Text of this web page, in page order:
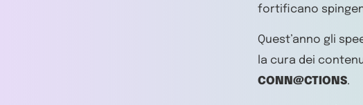
fortificano
Quest’anno gli
la cura dei
CONN@CTIONS.